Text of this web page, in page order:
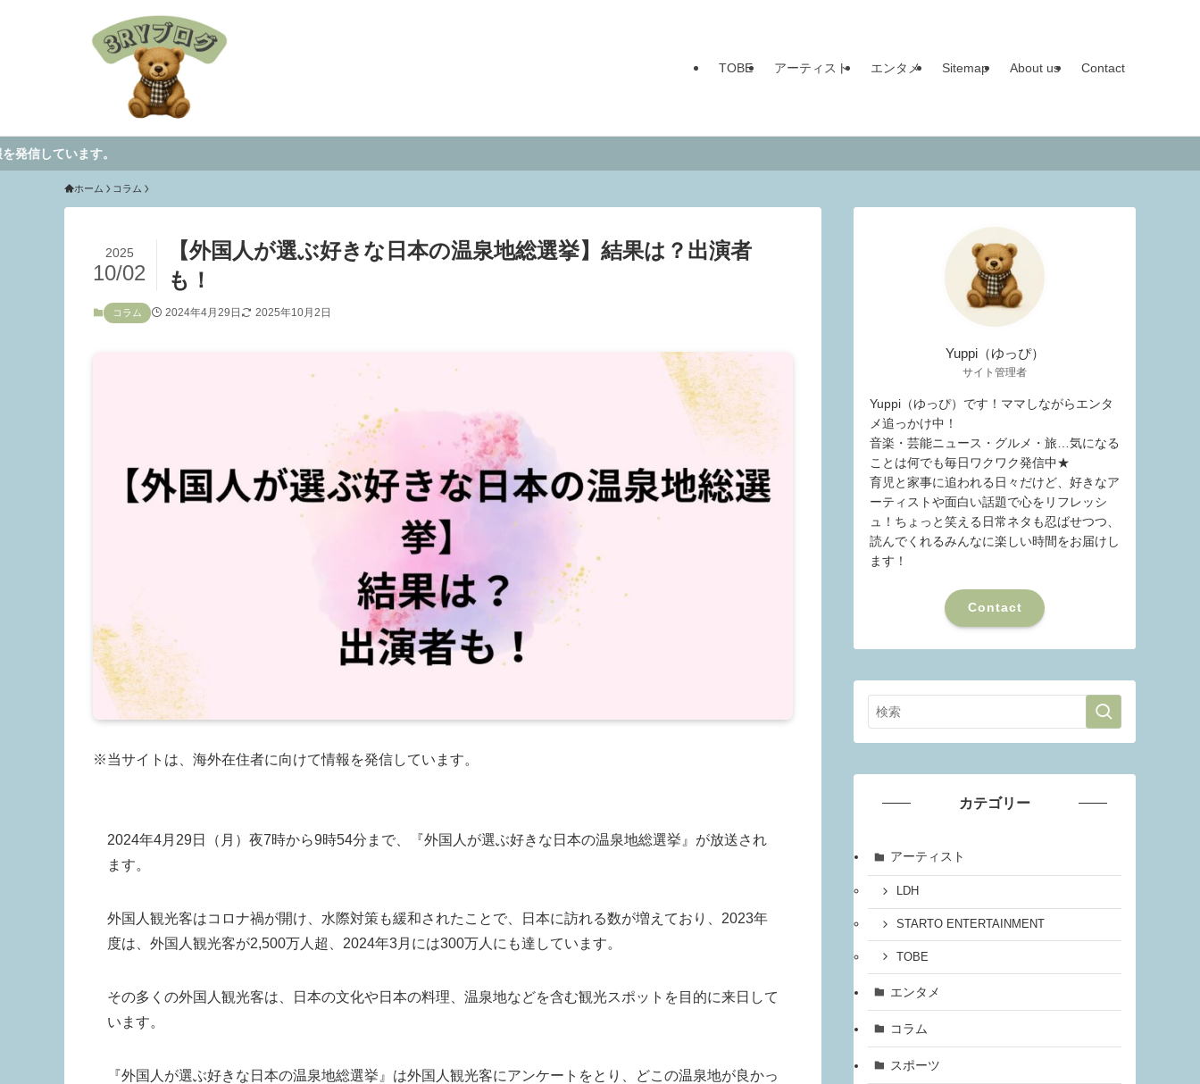
TOBE アーティスト エンタメ Sitemap About us Contact
。
ホーム コラム
【外国人が選ぶ好きな日本の温泉地総選挙】結果は？出演者
も！
2025
10/02
コラム 2024年4月29日 2025年10月2日
※当サイトは、海外在住者に向けて情報を発信しています。
2024年4月29日（月）夜7時から9時54分まで、『外国人が選ぶ好きな日本の温泉地総選挙』が放送され
ます。
外国人観光客はコロナ禍が開け、水際対策も緩和されたことで、日本に訪れる数が増えており、2023年
度は、外国人観光客が2,500万人超、2024年3月には300万人にも達しています。
その多くの外国人観光客は、日本の文化や日本の料理、温泉地などを含む観光スポットを目的に来日して
います。
『外国人が選ぶ好きな日本の温泉地総選挙』は外国人観光客にアンケートをとり、どこの温泉地が良かっ
Yuppi（ゆっぴ）
サイト管理者
Yuppi（ゆっぴ）です！ママしながらエンタ
メ追っかけ中！
音楽・芸能ニュース・グルメ・旅…気になる
ことは何でも毎日ワクワク発信中★
育児と家事に追われる日々だけど、好きなア
ーティストや面白い話題で心をリフレッシ
ュ！ちょっと笑える日常ネタも忍ばせつつ、
読んでくれるみんなに楽しい時間をお届けし
ます！
Contact
カテゴリー
アーティスト
LDH
STARTO ENTERTAINMENT
TOBE
エンタメ
コラム
スポーツ